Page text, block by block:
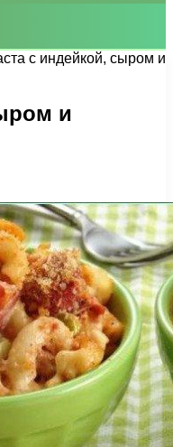
с индейкой, сыром и
и